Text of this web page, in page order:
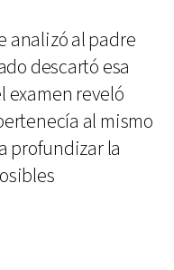
analizó al padre
descartó esa
examen reveló
al mismo
profundizar la